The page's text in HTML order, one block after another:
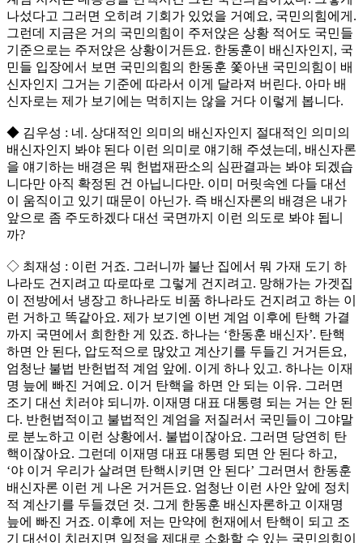
나섰다고 그러면 오히려 기회가 있었을 거예요, 국민의힘에게.
그런데 지금은 거의 국민의힘이 주저앉은 상황 적어도 국민들
기준으로는 주저앉은 상황이거든요. 한동훈이 배신자인지, 국
민들 입장에서 보면 국민의힘의 한동훈 쫓아낸 국민의힘이 배
신자인지 그거는 기준에 따라서 이게 달라져 버린다. 아마 배
신자로는 제가 보기에는 먹히지는 않을 거다 이렇게 봅니다.
◆ 김우성 : 네. 상대적인 의미의 배신자인지 절대적인 의미의
배신자인지 봐야 된다 이런 의미로 얘기해 주셨는데, 배신자론
을 얘기하는 배경은 뭐 헌법재판소의 심판결과는 봐야 되겠습
니다만 아직 확정된 건 아닙니다만. 이미 머릿속엔 다들 대선
이 움직이고 있기 때문이 아닌가. 즉 배신자론의 배경은 내가
앞으로 좀 주도하겠다 대선 국면까지 이런 의도로 봐야 됩니
까?
◇ 최재성 : 이런 거죠. 그러니까 불난 집에서 뭐 가재 도기 하
나라도 건지려고 따로따로 그렇게 건지려고. 망해가는 가겟집
이 전방에서 냉장고 하나라도 비품 하나라도 건지려고 하는 이
런 거하고 똑같아요. 제가 보기엔 이번 계엄 이후에 탄핵 가결
까지 국면에서 희한한 게 있죠. 하나는 ‘한동훈 배신자’. 탄핵
하면 안 된다, 압도적으로 많았고 계산기를 두들긴 거거든요,
엄청난 불법 반헌법적 계엄 앞에. 이게 하나 있고. 하나는 이재
명 늪에 빠진 거예요. 이거 탄핵을 하면 안 되는 이유. 그러면
조기 대선 치러야 되니까. 이재명 대표 대통령 되는 거는 안 된
다. 반헌법적이고 불법적인 계엄을 저질러서 국민들이 그야말
로 분노하고 이런 상황에서. 불법이잖아요. 그러면 당연히 탄
핵이잖아요. 그런데 이재명 대표 대통령 되면 안 된다 하고,
‘야 이거 우리가 살려면 탄핵시키면 안 된다’ 그러면서 한동훈
배신자론 이런 게 나온 거거든요. 엄청난 이런 사안 앞에 정치
적 계산기를 두들겼던 것. 그게 한동훈 배신자론하고 이재명
늪에 빠진 거죠. 이후에 저는 만약에 헌재에서 탄핵이 되고 조
기 대선이 치러지면 일정을 제대로 소화할 수 있는 국민의힘이